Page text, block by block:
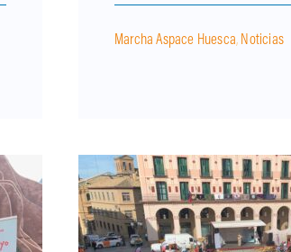
Marcha Aspace Huesca, Noticias